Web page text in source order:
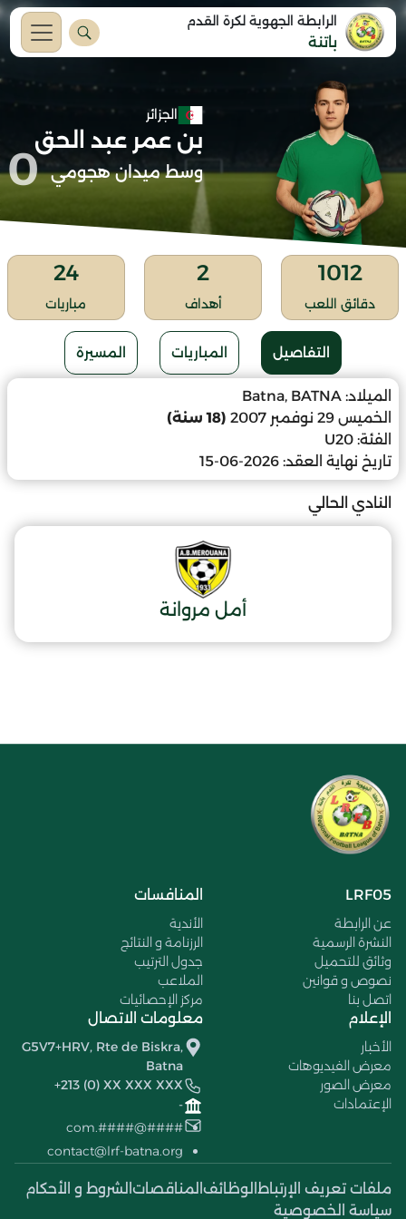
الرابطة الجهوية لكرة القدم
باتنة
الجزائر
بن عمر عبد الحق
وسط ميدان هجومي 0
1012
دقائق اللعب
2
أهداف
24
مباريات
التفاصيل المباريات المسيرة
الميلاد: Batna, BATNA
الخميس 29 نوفمبر 2007
(18 سنة)
الفئة: U20
تاريخ نهاية العقد: 2026-06-15
النادي الحالي
أمل مروانة
LRF05
عن الرابطة
النشرة الرسمية
وثائق للتحميل
نصوص و قوانين
اتصل بنا
المنافسات
الأندية
الرزنامة و النتائج
جدول الترتيب
الملاعب
مركز الإحصائيات
الإعلام
الأخبار
معرض الفيديوهات
معرض الصور
الإعتمادات
معلومات الاتصال
G5V7+HRV, Rte de Biskra,
Batna
+213 (0) XX XXX XXX
-
####@####.com
contact@lrf-batna.org
ملفات تعريف الإرتباط الوظائف المناقصات الشروط و الأحكام
سياسة الخصوصية